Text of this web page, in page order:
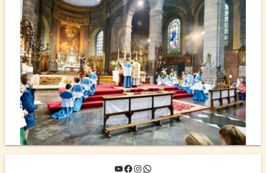
YouTube
Facebook
Instagram
WhatsApp